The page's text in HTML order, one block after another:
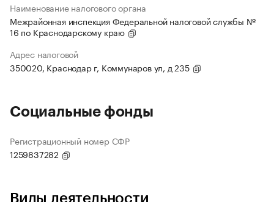
Наименование налогового органа
Межрайонная инспекция Федеральной налоговой службы №
16 по Краснодарскому краю
Адрес налоговой
350020, Краснодар г, Коммунаров ул, д 235
Социальные фонды
Регистрационный номер СФР
1259837282
Виды деятельности